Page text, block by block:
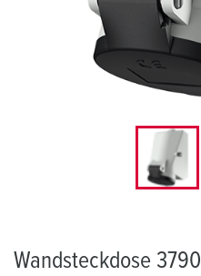
Wandsteckdose 3790